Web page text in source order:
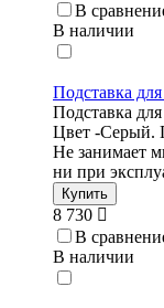
В
В наличии
Подставка
Подставка
Цвет -Серый.
Не занимает
ни при
Купить
8 730
В
В наличии